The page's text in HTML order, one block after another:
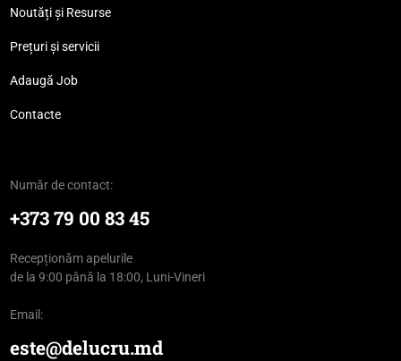
Noutăți și Resurse
Prețuri și servicii
Adaugă Job
Contacte
Număr de contact:
+373 79 00 83 45
Recepționăm apelurile
de la 9:00 până la 18:00, Luni-Vineri
Email:
este@delucru.md